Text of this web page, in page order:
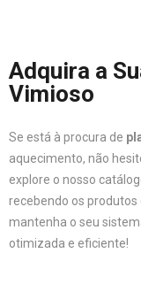
Adquira a
Vimioso
Se está à procura de
aquecimento, não
explore o nosso
recebendo os
mantenha o seu
otimizada e eficiente!